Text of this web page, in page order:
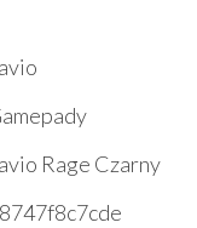
Rage Czarny